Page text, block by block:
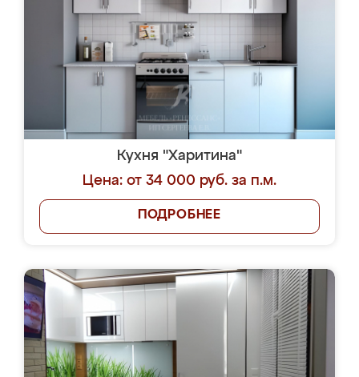
Кухня "Харитина"
Цена: от 34 000 руб. за п.м.
ПОДРОБНЕЕ